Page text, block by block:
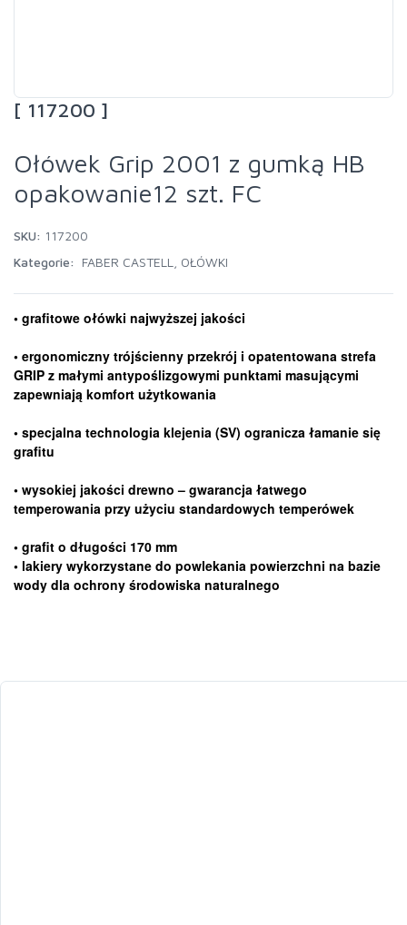
[ 117200 ]
Ołówek Grip 2001 z gumką HB
opakowanie12 szt. FC
SKU: 117200
Kategorie:
FABER CASTELL OŁÓWKI
• grafitowe ołówki najwyższej jakości
• ergonomiczny trójścienny przekrój i opatentowana strefa
GRIP z małymi antypoślizgowymi punktami masującymi
zapewniają komfort użytkowania
• specjalna technologia klejenia (SV) ogranicza łamanie się
grafitu
• wysokiej jakości drewno – gwarancja łatwego
temperowania przy użyciu standardowych temperówek
• grafit o długości 170 mm
• lakiery wykorzystane do powlekania powierzchni na bazie
wody dla ochrony środowiska naturalnego